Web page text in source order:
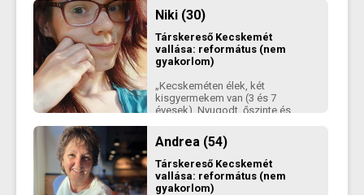
és másokat is megnevettetni.
Nem játszmázni vagyok itt, hanem
normális ismerkedésre. Hiszek
abban, hogy a kölcsönös
tisztelet, humor és őszinteség
még mindig érték. Ha szeretsz
beszélgetni, nevetni és nem
ijedsz meg egy erős női
személyiségtől, akkor írj bátran
Niki (30)
Társkereső Kecskemét
vallása: református (nem
gyakorlom)
„Kecskeméten élek, két
kisgyermekem van (3 és 7
évesek). Nyugodt, őszinte és
keresek, ahol fontos a tisztelet és
a normális kommunikáció. Nem
kapkodok, szeretek lassan,
természetesen megismerni
valakit.”
Andrea (54)
Társkereső Kecskemét
vallása: református (nem
gyakorlom)